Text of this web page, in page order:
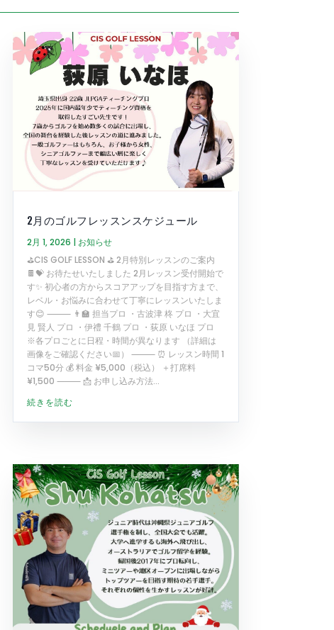
2月のゴルフレッスンスケジュール
2月 1, 2026 | お知らせ
⛳️CIS GOLF LESSON ⛳️ 2月特別レッスンのご案内
🍫💝 お待たせいたしました 2月レッスン受付開始で
す✨ 初心者の方からスコアアップを目指す方まで、
レベル・お悩みに合わせて丁寧にレッスンいたしま
す😊 ⸻ 👨‍🏫 担当プロ ・古波津 柊 プロ ・大宜
見 賢人 プロ ・伊禮 千鶴 プロ ・荻原 いなほ プロ
※各プロごとに日程・時間が異なります （詳細は
画像をご確認ください📅） ⸻ ⏰ レッスン時間 1
コマ50分 💰 料金 ¥5,000（税込） ＋打席料
¥1,500 ⸻ 📩 お申し込み方法...
続きを読む